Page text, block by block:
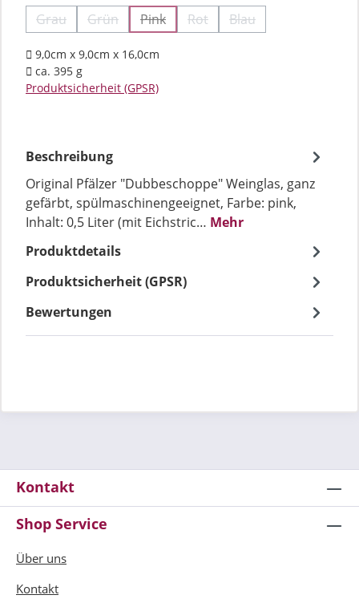
Grau(Diese Option ist zurzeit nicht verfügbar.)
Grün(Diese Option ist zurzeit nicht verfügbar.)
Pink(Diese Option ist zurzeit nicht
Rot(Diese Option ist zurzeit
Blau(Diese Option ist
9,0cm x 9,0cm x 16,0cm
ca. 395 g
Produktsicherheit (GPSR)
Beschreibung
Original Pfälzer "Dubbeschoppe" Weinglas, ganz
gefärbt, spülmaschinengeeignet, Farbe: pink,
Inhalt: 0,5 Liter (mit Eichstric… Mehr
Produktdetails
Produktsicherheit (GPSR)
Bewertungen
Kontakt
Shop Service
Über uns
Kontakt